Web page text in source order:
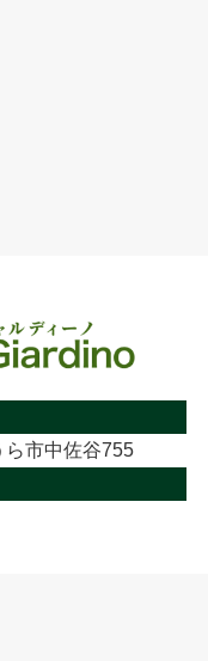
ら市中佐谷755